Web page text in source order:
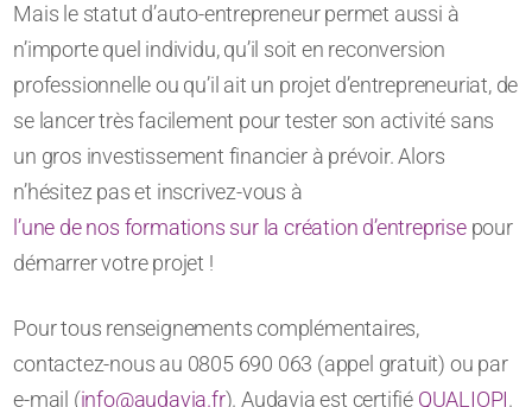
Mais le statut d’auto-entrepreneur permet aussi à
n’importe quel individu, qu’il soit en reconversion
professionnelle ou qu’il ait un projet d’entrepreneuriat, de
se lancer très facilement pour tester son activité sans
un gros investissement financier à prévoir. Alors
n’hésitez pas et inscrivez-vous à
l’une de nos formations sur la création d’entreprisepour
démarrer votre projet !
Pour tous renseignements complémentaires,
contactez-nous au 0805 690 063 (appel gratuit) ou par
e-mail (info@audavia.fr). Audavia est certifié QUALIOPI.